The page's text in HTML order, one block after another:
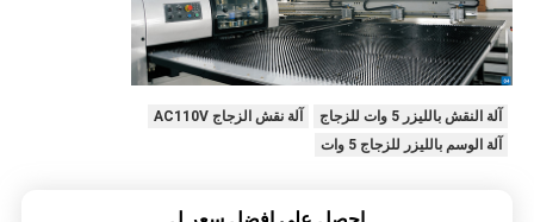
آلة النقش بالليزر 5 وات للزجاج
آلة نقش الزجاج AC110V
آلة الوسم بالليزر للزجاج 5 وات